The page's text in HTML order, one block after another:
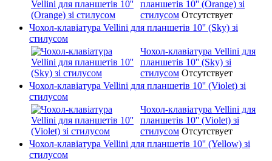
планшетів 10'' (Orange) зі
стилусом Отсутствует
Чохол-клавіатура Vellini для планшетів 10'' (Sky) зі
стилусом
Чохол-клавіатура Vellini для
планшетів 10'' (Sky) зі
стилусом Отсутствует
Чохол-клавіатура Vellini для планшетів 10'' (Violet) зі
стилусом
Чохол-клавіатура Vellini для
планшетів 10'' (Violet) зі
стилусом Отсутствует
Чохол-клавіатура Vellini для планшетів 10'' (Yellow) зі
стилусом